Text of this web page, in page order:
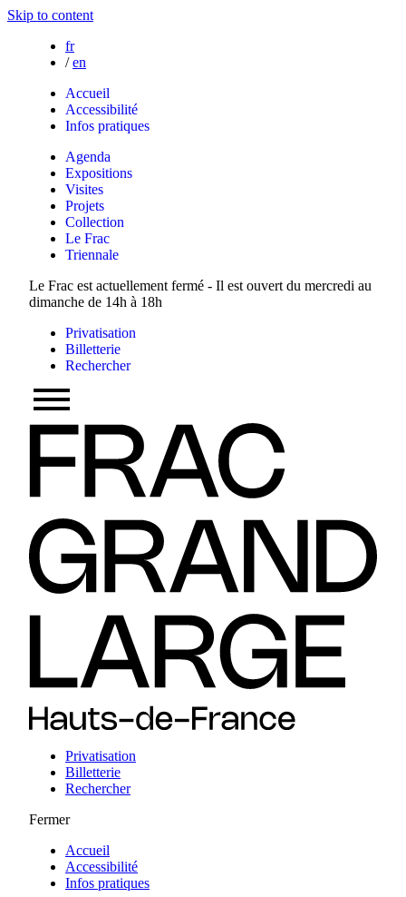
Skip to content
fr
/ en
Accueil
Accessibilité
Infos pratiques
Agenda
Expositions
Visites
Projets
Collection
Le Frac
Triennale
Le Frac est actuellement fermé - Il est ouvert du mercredi au
dimanche de 14h à 18h
Privatisation
Billetterie
Rechercher
Privatisation
Billetterie
Rechercher
Fermer
Accueil
Accessibilité
Infos pratiques